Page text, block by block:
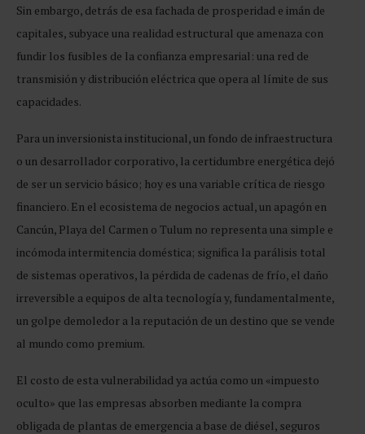
Sin embargo, detrás de esa fachada de prosperidad e imán de
capitales, subyace una realidad estructural que amenaza con
fundir los fusibles de la confianza empresarial: una red de
transmisión y distribución eléctrica que opera al límite de sus
capacidades.
Para un inversionista institucional, un fondo de infraestructura
o un desarrollador corporativo, la certidumbre energética dejó
de ser un servicio básico; hoy es una variable crítica de riesgo
financiero. En el ecosistema de negocios actual, un apagón en
Cancún, Playa del Carmen o Tulum no representa una simple e
incómoda intermitencia doméstica; significa la parálisis total
de sistemas operativos, la pérdida de cadenas de frío, el daño
irreversible a equipos de alta tecnología y, fundamentalmente,
un golpe demoledor a la reputación de un destino que se vende
al mundo como premium.
El costo de esta vulnerabilidad ya actúa como un «impuesto
oculto» que las empresas absorben mediante la compra
obligada de plantas de emergencia a base de diésel, seguros